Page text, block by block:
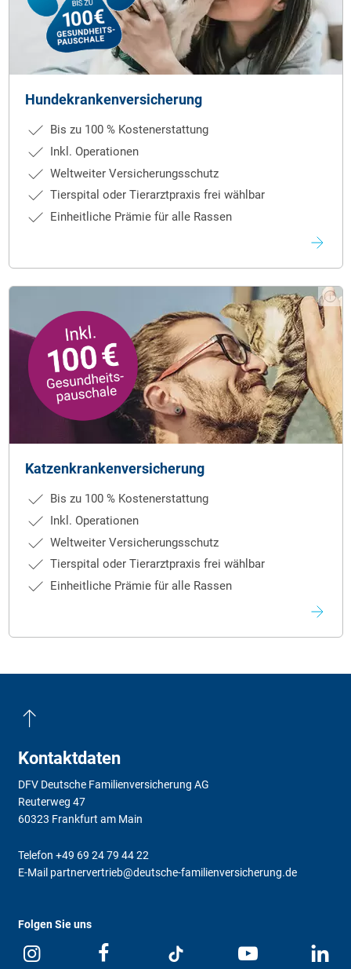
Hundekrankenversicherung
Bis zu 100 % Kostenerstattung
Inkl. Operationen
Weltweiter Versicherungsschutz
Tierspital oder Tierarztpraxis frei wählbar
Einheitliche Prämie für alle Rassen
Katzenkrankenversicherung
Bis zu 100 % Kostenerstattung
Inkl. Operationen
Weltweiter Versicherungsschutz
Tierspital oder Tierarztpraxis frei wählbar
Einheitliche Prämie für alle Rassen
Kontaktdaten
DFV Deutsche Familienversicherung AG
Reuterweg 47
60323 Frankfurt am Main
Telefon +49 69 24 79 44 22
E-Mail partnervertrieb@deutsche-familienversicherung.de
Folgen Sie uns